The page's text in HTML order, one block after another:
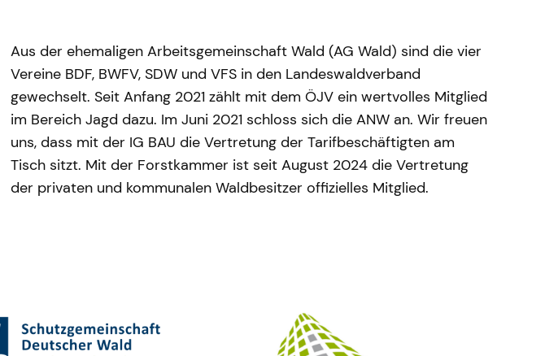
Aus der ehemaligen Arbeitsgemeinschaft Wald (AG Wald) sind die vier
Vereine BDF, BWFV, SDW und VFS in den Landeswaldverband
gewechselt. Seit Anfang 2021 zählt mit dem ÖJV ein wertvolles Mitglied
im Bereich Jagd dazu. Im Juni 2021 schloss sich die ANW an. Wir freuen
uns, dass mit der IG BAU die Vertretung der Tarifbeschäftigten am
Tisch sitzt. Mit der Forstkammer ist seit August 2024 die Vertretung
der privaten und kommunalen Waldbesitzer offizielles Mitglied.